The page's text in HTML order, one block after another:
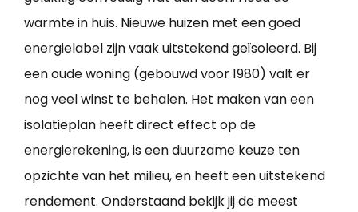
warmte in huis. Nieuwe huizen met een goed
energielabel zijn vaak uitstekend geïsoleerd. Bij
een oude woning (gebouwd voor 1980) valt er
nog veel winst te behalen. Het maken van een
isolatieplan heeft direct effect op de
energierekening, is een duurzame keuze ten
opzichte van het milieu, en heeft een uitstekend
rendement. Onderstaand bekijk jij de meest